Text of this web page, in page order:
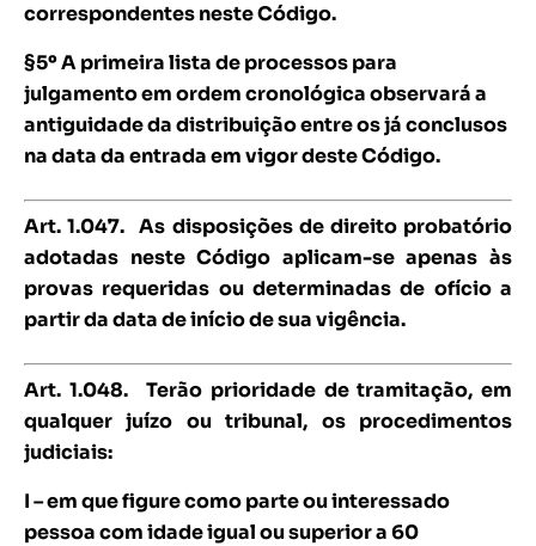
correspondentes neste Código.
§5º A primeira lista de processos para
julgamento em ordem cronológica observará a
antiguidade da distribuição entre os já conclusos
na data da entrada em vigor deste Código.
Art. 1.047. As disposições de direito probatório
adotadas neste Código aplicam-se apenas às
provas requeridas ou determinadas de ofício a
partir da data de início de sua vigência.
Art. 1.048.
Terão prioridade de tramitação, em
qualquer juízo ou tribunal, os procedimentos
judiciais:
I – em que figure como parte ou interessado
pessoa com idade igual ou superior a 60